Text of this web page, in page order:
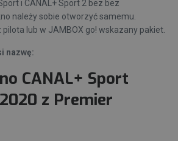
i CANAL+ Sport 2 bez bez
należy sobie otworzyć samemu.
pilota lub w JAMBOX go! wskazany pakiet.
nazwę:
CANAL+ Sport
z Premier